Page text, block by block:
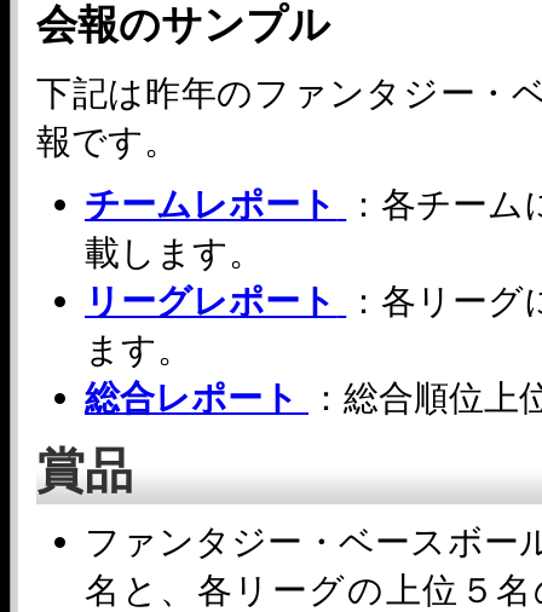
会報のサンプル
下記は昨年のファンタジー・
報です。
チームレポート
：各チー
載します。
リーグレポート
：各リー
ます。
総合レポート
：総合順位
賞品
ファンタジー・ベースボー
名と、各リーグの上位５